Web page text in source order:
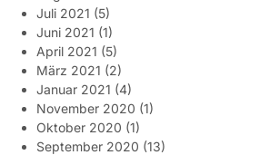
Juli 2021 (5)
Juni 2021 (1)
April 2021 (5)
März 2021 (2)
Januar 2021 (4)
November 2020 (1)
Oktober 2020 (1)
September 2020 (13)